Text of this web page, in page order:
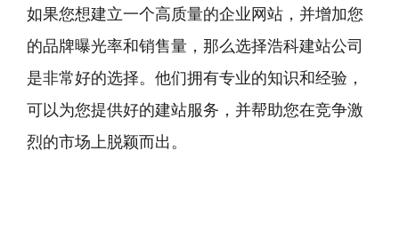
如果您想建立一个高质量的企业网站，并增加您
的品牌曝光率和销售量，那么选择浩科建站公司
是非常好的选择。他们拥有专业的知识和经验，
可以为您提供好的建站服务，并帮助您在竞争激
烈的市场上脱颖而出。